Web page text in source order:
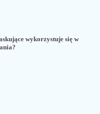
wykorzystuje się w